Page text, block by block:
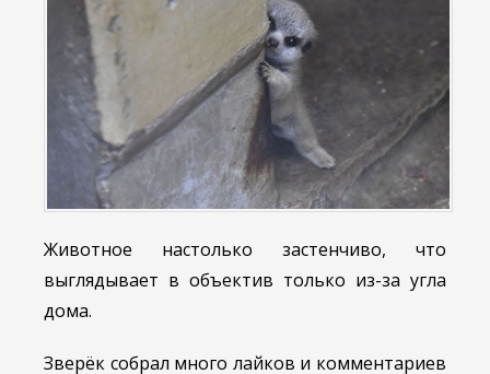
Животное настолько застенчиво, что
выглядывает в объектив только из-за угла
дома.
Зверёк собрал много лайков и комментариев